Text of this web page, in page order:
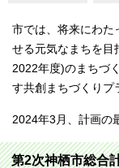
市では、将来にわた
せる元気なまちを目
2022年度)のまちづ
す共創まちづくりプ
2024年3月、計画の
第2次神栖市総合